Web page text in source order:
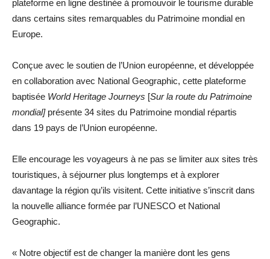
plateforme en ligne destinée à promouvoir le tourisme durable
dans certains sites remarquables du Patrimoine mondial en
Europe.
Conçue avec le soutien de l’Union européenne, et développée
en collaboration avec National Geographic, cette plateforme
baptisée World Heritage Journeys [Sur la route du Patrimoine
mondial] présente 34 sites du Patrimoine mondial répartis
dans 19 pays de l’Union européenne.
Elle encourage les voyageurs à ne pas se limiter aux sites très
touristiques, à séjourner plus longtemps et à explorer
davantage la région qu’ils visitent. Cette initiative s’inscrit dans
la nouvelle alliance formée par l’UNESCO et National
Geographic.
« Notre objectif est de changer la manière dont les gens